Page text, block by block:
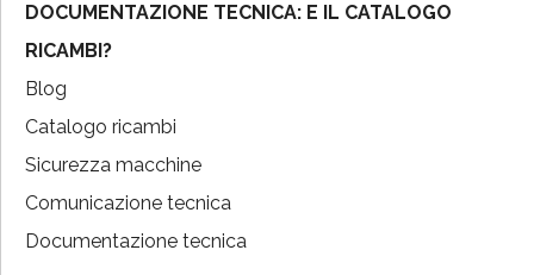
DOCUMENTAZIONE TECNICA: E IL CATALOGO
RICAMBI?
Blog
Catalogo ricambi
Sicurezza macchine
Comunicazione tecnica
Documentazione tecnica